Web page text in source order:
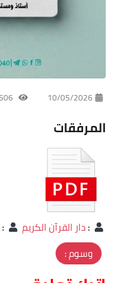
10/05/2026
المرفقات
:دار القرآن الكريم :
وسوم :